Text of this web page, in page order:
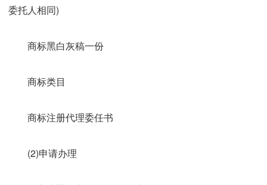
委托人相同)
商标黑白灰稿一份
商标类目
商标注册代理委任书
(2)申请办理